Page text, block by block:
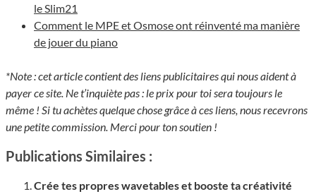
le Slim21
Comment le MPE et Osmose ont réinventé ma manière
de jouer du piano
*Note : cet article contient des liens publicitaires qui nous aident à
payer ce site. Ne t’inquiète pas : le prix pour toi sera toujours le
même ! Si tu achètes quelque chose grâce à ces liens, nous recevrons
une petite commission. Merci pour ton soutien !
Publications Similaires :
Crée tes propres wavetables et booste ta créativité